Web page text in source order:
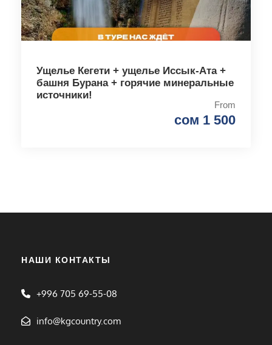
Ущелье Кегети + ущелье Иссык-Ата +
башня Бурана + горячие минеральные
источники!
From
сом 1 500
НАШИ КОНТАКТЫ
+996 705 69-55-08
info@kgcountry.com